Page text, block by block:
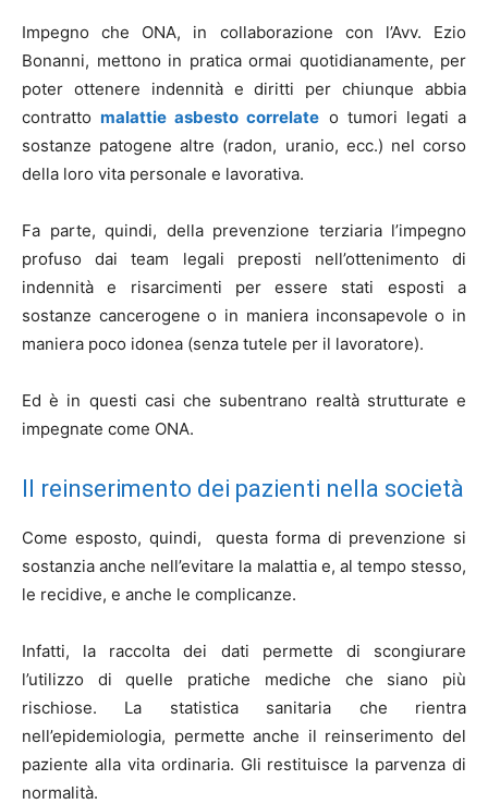
Impegno che ONA, in collaborazione con l’Avv. Ezio
Bonanni, mettono in pratica ormai quotidianamente, per
poter ottenere indennità e diritti per chiunque abbia
contrattomalattie asbesto correlate o tumori legati a
sostanze patogene altre (radon, uranio, ecc.) nel corso
della loro vita personale e lavorativa.
Fa parte, quindi, della prevenzione terziaria l’impegno
profuso dai team legali preposti nell’ottenimento di
indennità e risarcimenti per essere stati esposti a
sostanze cancerogene o in maniera inconsapevole o in
maniera poco idonea (senza tutele per il lavoratore).
Ed è in questi casi che subentrano realtà strutturate e
impegnate come ONA.
Il reinserimento dei pazienti nella società
Come esposto, quindi, questa forma di prevenzione si
sostanzia anche nell’evitare la malattia e, al tempo stesso,
le recidive, e anche le complicanze.
Infatti, la raccolta dei dati permette di scongiurare
l’utilizzo di quelle pratiche mediche che siano più
rischiose. La statistica sanitaria che rientra
nell’epidemiologia, permette anche il reinserimento del
paziente alla vita ordinaria. Gli restituisce la parvenza di
normalità.